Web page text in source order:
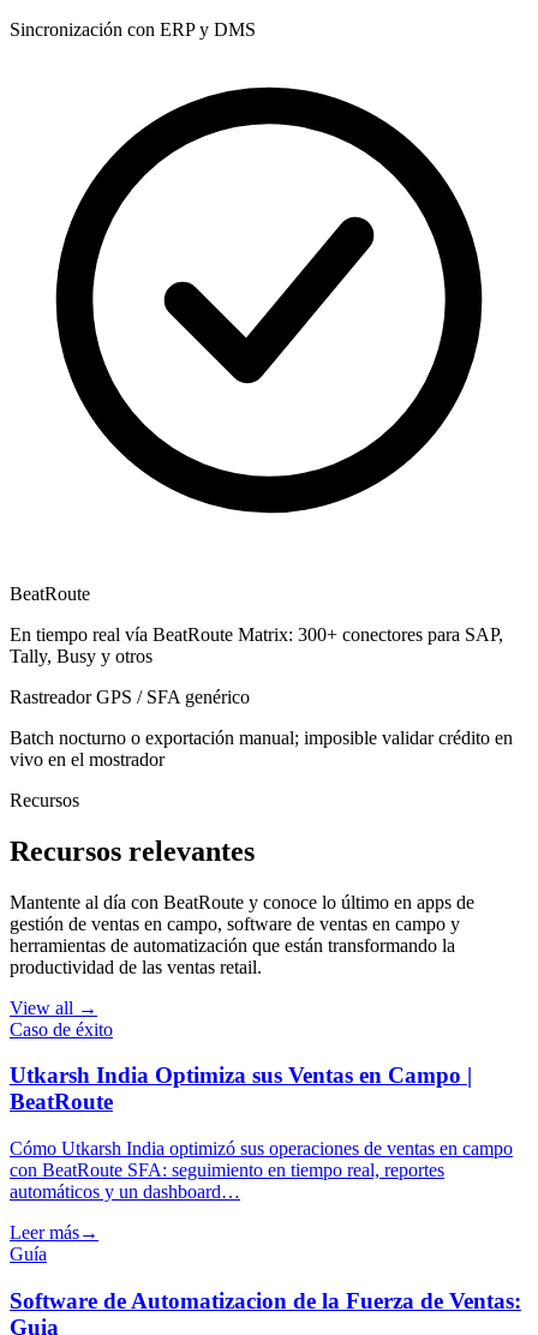
Sincronización con ERP y DMS
BeatRoute
En tiempo real vía BeatRoute Matrix: 300+ conectores para SAP,
Tally, Busy y otros
Rastreador GPS / SFA genérico
Batch nocturno o exportación manual; imposible validar crédito en
vivo en el mostrador
Recursos
Recursos relevantes
Mantente al día con BeatRoute y conoce lo último en apps de
gestión de ventas en campo, software de ventas en campo y
herramientas de automatización que están transformando la
productividad de las ventas retail.
View all →
Caso de éxito
Utkarsh India Optimiza sus Ventas en Campo |
BeatRoute
Cómo Utkarsh India optimizó sus operaciones de ventas en campo
con BeatRoute SFA: seguimiento en tiempo real, reportes
automáticos y un dashboard…
Leer más→
Guía
Software de Automatizacion de la Fuerza de Ventas:
Guia